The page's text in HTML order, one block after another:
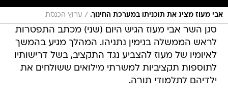
אבי מעוז מציג את תוכניתו במערכת החינוך. / ערוץ הכנסת
סגן השר אבי מעוז הגיש היום (שני) מכתב התפטרות
לראש הממשלה בנימין נתניהו. המהלך מגיע בהמשך
לאיומיו של מעוז להצביע נגד התקציב, בשל דרישותיו
לתוספות תקציביות למשרתי מילואים ששולחים את
ילדיהם לתלמודי תורה.